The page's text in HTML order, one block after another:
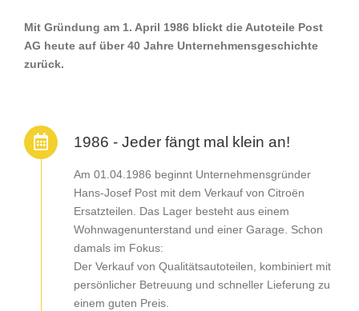
Mit Gründung am 1. April 1986 blickt die Autoteile Post
AG heute auf über 40 Jahre Unternehmensgeschichte
zurück.
1986 - Jeder fängt mal klein an!
Am 01.04.1986 beginnt Unternehmensgründer
Hans-Josef Post mit dem Verkauf von Citroën
Ersatzteilen. Das Lager besteht aus einem
Wohnwagenunterstand und einer Garage. Schon
damals im Fokus:
Der Verkauf von Qualitätsautoteilen, kombiniert mit
persönlicher Betreuung und schneller Lieferung zu
einem guten Preis.